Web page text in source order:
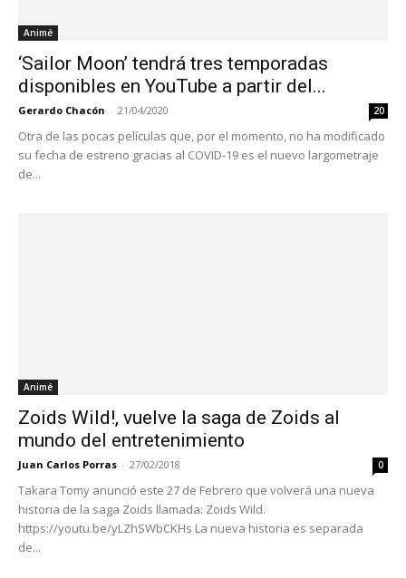
Animé
‘Sailor Moon’ tendrá tres temporadas
disponibles en YouTube a partir del...
Gerardo Chacón - 21/04/2020 20
Otra de las pocas películas que, por el momento, no ha modificado
su fecha de estreno gracias al COVID-19 es el nuevo largometraje
de...
Animé
Zoids Wild!, vuelve la saga de Zoids al
mundo del entretenimiento
Juan Carlos Porras - 27/02/2018 0
Takara Tomy anunció este 27 de Febrero que volverá una nueva
historia de la saga Zoids llamada: Zoids Wild.
https://youtu.be/yLZhSWbCKHs La nueva historia es separada
de...